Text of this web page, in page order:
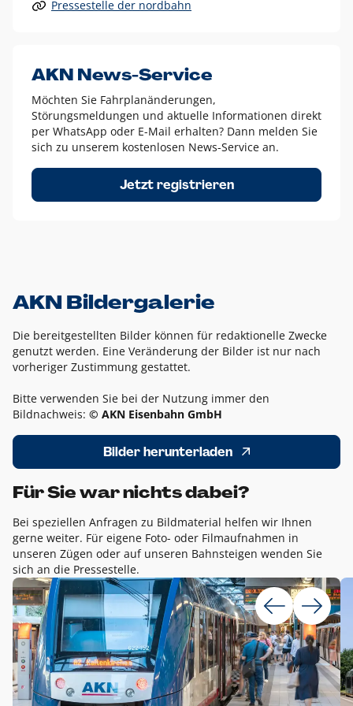
Alle anderen Logo-Varianten dürfen nur in Ausnahmefällen
Diese Ausnahmen sind zum Beispiel:
dem AKN Blau,
weißes Logo auf Fotohintergründen,
schwarzes Logo für reine Schwarz-Weiß-Umsetzungen
Um das Logo herum muss ein Schutzraum von jeweils einer
Höhe bzw. Breite des N aus AKN in alle Richtungen
Pressestelle der nordbahn
AKN News-Service
Möchten Sie Fahrplanänderungen,
Störungsmeldungen und aktuelle Informationen direkt
per WhatsApp oder E-Mail erhalten? Dann melden Sie
sich zu unserem kostenlosen News-Service an.
Jetzt registrieren
AKN Bildergalerie
Die bereitgestellten Bilder können für redaktionelle Zwecke
genutzt werden. Eine Veränderung der Bilder ist nur nach
vorheriger Zustimmung gestattet.
Bitte verwenden Sie bei der Nutzung immer den
Bildnachweis: © AKN Eisenbahn GmbH
Bilder herunterladen
Für Sie war nichts dabei?
Bei speziellen Anfragen zu Bildmaterial helfen wir Ihnen
gerne weiter. Für eigene Foto- oder Filmaufnahmen in
unseren Zügen oder auf unseren Bahnsteigen wenden Sie
sich an die Pressestelle.